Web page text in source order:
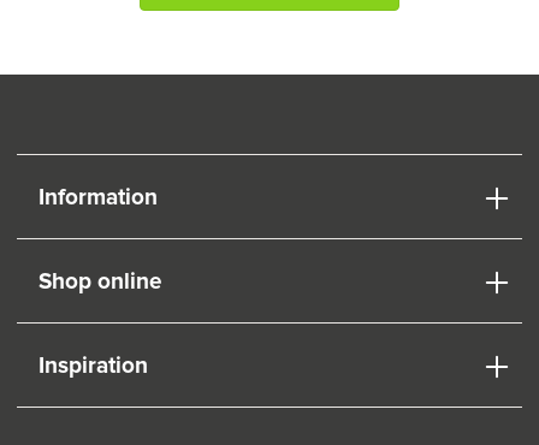
Information
Shop online
Inspiration